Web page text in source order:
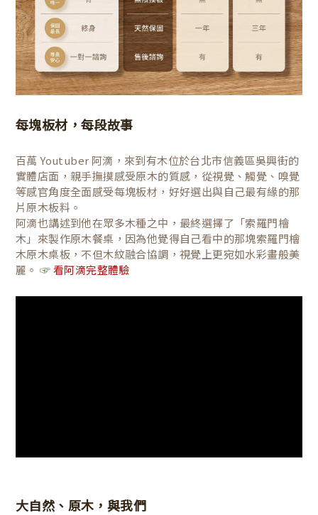
每塊板材，每段故事
百萬 Youtuber 阿滴，來到有木位於台北市信義區吳興街的
實體店面，親手撫摸感受原木的質感，從視覺、觸覺、嗅覺
等感官角度全面感受每塊板材，好好選出與自己最有緣的那
片原木板料。
阿滴也講述到他在眾多木種之中，最終選擇了「索羅門檜
木」來製作原木餐桌，因為他覺得自己看中的那塊索羅門檜
木原木桌板，不但木紋融合協調，視覺上更宛如水彩畫般美
麗。 ☞ 看阿滴完整體驗
大自然、原木，與我們